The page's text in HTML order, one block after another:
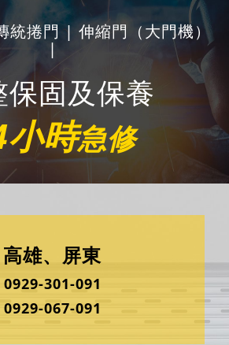
統捲門 | 伸縮門（大門機）
|
保固及保養
時急修
高雄、屏東
0929-301-091
0929-067-091